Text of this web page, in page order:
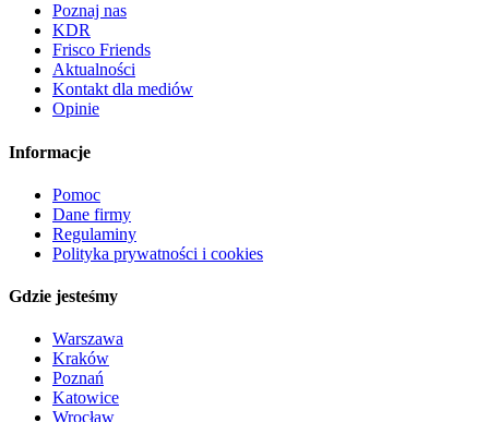
Poznaj nas
KDR
Frisco Friends
Aktualności
Kontakt dla mediów
Opinie
Informacje
Pomoc
Dane firmy
Regulaminy
Polityka prywatności i cookies
Gdzie jesteśmy
Warszawa
Kraków
Poznań
Katowice
Wrocław